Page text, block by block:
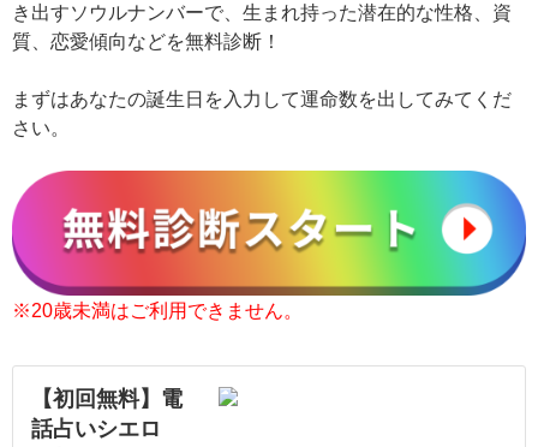
き出すソウルナンバーで、生まれ持った潜在的な性格、資
質、恋愛傾向などを無料診断！
まずはあなたの誕生日を入力して運命数を出してみてくだ
さい。
※20歳未満はご利用できません。
【初回無料】電
話占いシエロ